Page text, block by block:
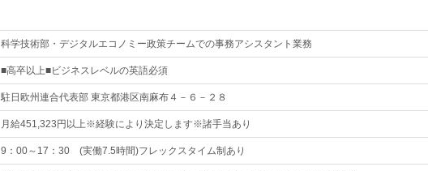
科学技術部・デジタルエコノミー政策チームでの事務アシスタント業務
■高卒以上■ビジネスレベルの英語必須
駐日欧州連合代表部 東京都港区南麻布４－６－２８
月給451,323円以上※経験により決定します※諸手当あり
9：00～17：30 (実働7.5時間)フレックスタイム制あり